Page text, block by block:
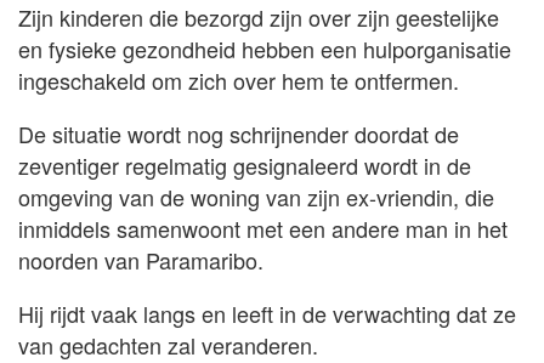
Zijn kinderen die bezorgd zijn over zijn geestelijke
en fysieke gezondheid hebben een hulporganisatie
ingeschakeld om zich over hem te ontfermen.
De situatie wordt nog schrijnender doordat de
zeventiger regelmatig gesignaleerd wordt in de
omgeving van de woning van zijn ex-vriendin, die
inmiddels samenwoont met een andere man in het
noorden van Paramaribo.
Hij rijdt vaak langs en leeft in de verwachting dat ze
van gedachten zal veranderen.